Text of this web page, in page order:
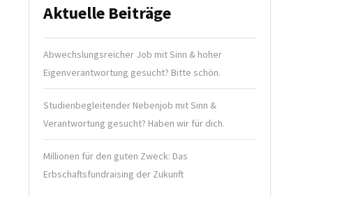
Aktuelle Beiträge
Abwechslungsreicher Job mit Sinn & hoher
Eigenverantwortung gesucht? Bitte schön.
Studienbegleitender Nebenjob mit Sinn &
Verantwortung gesucht? Haben wir für dich.
Millionen für den guten Zweck: Das
Erbschaftsfundraising der Zukunft